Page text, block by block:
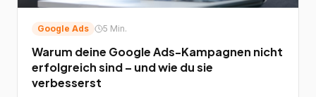
Google Ads 5 Min.
Warum deine Google Ads-Kampagnen nicht
erfolgreich sind – und wie du sie
verbesserst